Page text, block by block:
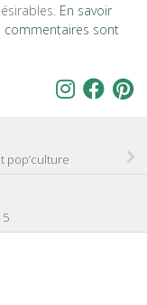
En savoir
commentaires sont
pop’culture